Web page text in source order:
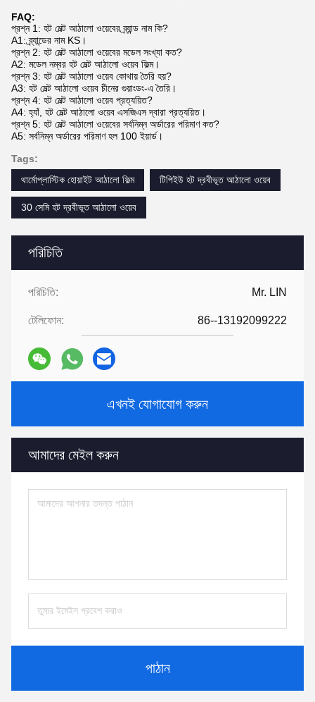
পরিচিতি
পরিচিতি: Mr. LIN
টেলিফোন: 86--13192099222
এখনই যোগাযোগ করুন
আমাদের মেইল ​​করুন
পাঠান
FAQ:
প্রশ্ন 1: হট মেল্ট আঠালো ওয়েবের ব্র্যান্ড নাম কি?
A1: ব্র্যান্ডের নাম KS।
প্রশ্ন 2: হট মেল্ট আঠালো ওয়েবের মডেল সংখ্যা কত?
A2: মডেল নম্বর হট মেল্ট আঠালো ওয়েব ফিল্ম।
প্রশ্ন 3: হট মেল্ট আঠালো ওয়েব কোথায় তৈরি হয়?
A3: হট মেল্ট আঠালো ওয়েব চীনের গুয়াংডং-এ তৈরি।
প্রশ্ন 4: হট মেল্ট আঠালো ওয়েব প্রত্যয়িত?
A4: হ্যাঁ, হট মেল্ট আঠালো ওয়েব এসজিএস দ্বারা প্রত্যয়িত।
প্রশ্ন 5: হট মেল্ট আঠালো ওয়েবের সর্বনিম্ন অর্ডারের পরিমাণ কত?
A5: সর্বনিম্ন অর্ডারের পরিমাণ হল 100 ইয়ার্ড।
Tags:
থার্মোপ্লাস্টিক হোয়াইট আঠালো ফিল্ম
টিপিইউ হট দ্রবীভূত আঠালো ওয়েব
30 সেমি হট দ্রবীভূত আঠালো ওয়েব